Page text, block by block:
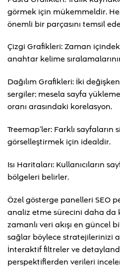
görmek için mükemmeldir.
önemli bir parçasını temsil
Çizgi Grafikleri: Zaman
anahtar kelime
Dağılım Grafikleri: İki
sergiler; mesela sayfa
oranı arasındaki korelasyon.
Treemap’ler: Farklı sayfaların
görselleştirmek için idealdir.
Isı Haritaları: Kullanıcıların
bölgeleri belirler.
Özel gösterge panelleri SEO
analiz etme sürecini daha da
zamanlı veri akışı en güncel
sağlar böylece stratejilerinizi
İnteraktif filtreler ve
perspektiflerden verileri